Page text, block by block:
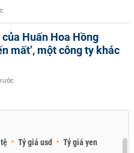
Huấn Hoa Hồng
mất’, một công ty khác
Tỷ giá usd Tỷ giá yen